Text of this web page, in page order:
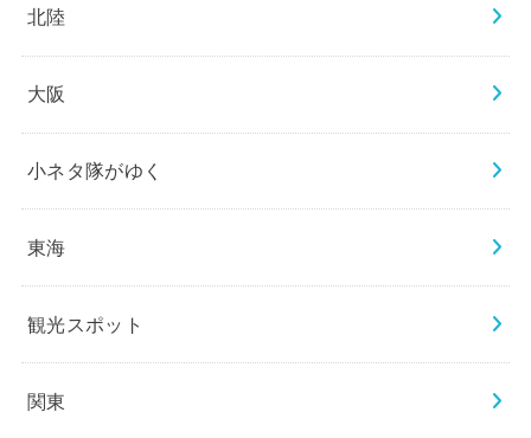
北陸
大阪
小ネタ隊がゆく
東海
観光スポット
関東